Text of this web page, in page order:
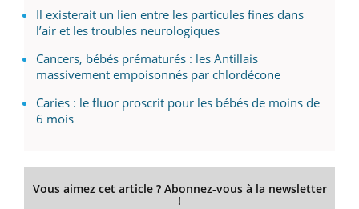
Il existerait un lien entre les particules fines dans
l’air et les troubles neurologiques
Cancers, bébés prématurés : les Antillais
massivement empoisonnés par chlordécone
Caries : le fluor proscrit pour les bébés de moins de
6 mois
Vous aimez cet article ? Abonnez-vous à la newsletter
!